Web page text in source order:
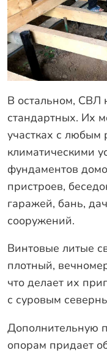
В остальном, СВЛ
стандартных. Их
участках с любым
климатическими
фундаментов
пристроев,
гаражей, бань,
сооружений.
Винтовые литые
плотный,
что делает их
с суровым
Дополнительную
опорам придает